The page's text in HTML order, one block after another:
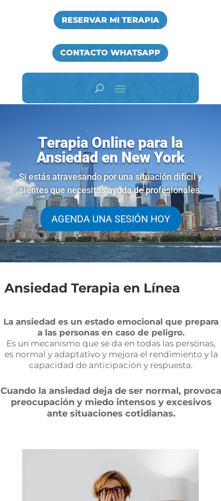
RESERVAR MI TERAPIA
CONTACTO WHATSAPP
Terapia Online para la
Ansiedad en New York
Si estás atravesando por una situación difícil y
sientes que necesitas ayuda de profesionales.
AGENDA UNA SESIÓN HOY
Ansiedad Terapia en Línea
La ansiedad es un estado emocional que prepara
a las personas en caso de peligro.
Es un mecanismo que se da en todas las personas,
es normal y adaptativo y mejora el rendimiento y la
capacidad de anticipación y respuesta.
Cuando la ansiedad deja de ser normal, provoca
preocupación y miedo intensos y excesivos
ante situaciones cotidianas.